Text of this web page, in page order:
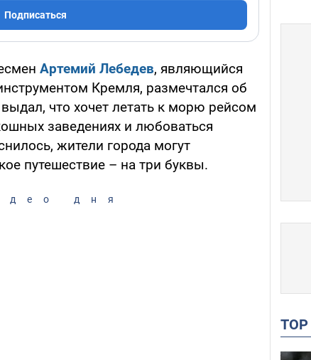
Подписаться
Артемий Лебедев, являющийся
Кремля, размечтался об
что хочет летать к морю рейсом
заведениях и любоваться
жители города могут
путешествие – на три буквы.
дня